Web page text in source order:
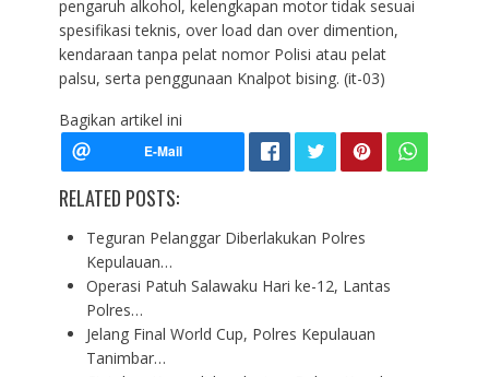
pengaruh alkohol, kelengkapan motor tidak sesuai
spesifikasi teknis, over load dan over dimention,
kendaraan tanpa pelat nomor Polisi atau pelat
palsu, serta penggunaan Knalpot bising. (it-03)
Bagikan artikel ini
RELATED POSTS:
Teguran Pelanggar Diberlakukan Polres
Kepulauan…
Operasi Patuh Salawaku Hari ke-12, Lantas
Polres…
Jelang Final World Cup, Polres Kepulauan
Tanimbar…